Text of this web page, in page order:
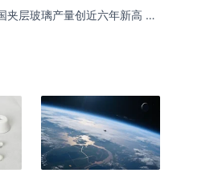
其中河北产量最多 占比
夹层玻璃产量创近六年新高 约